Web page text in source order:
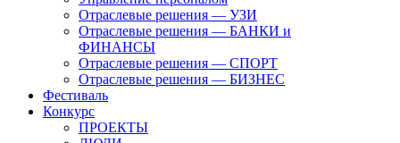
Отраслевые решения — УЗИ
Отраслевые решения — БАНКИ и
ФИНАНСЫ
Отраслевые решения — СПОРТ
Отраслевые решения — БИЗНЕС
Фестиваль
Конкурс
ПРОЕКТЫ